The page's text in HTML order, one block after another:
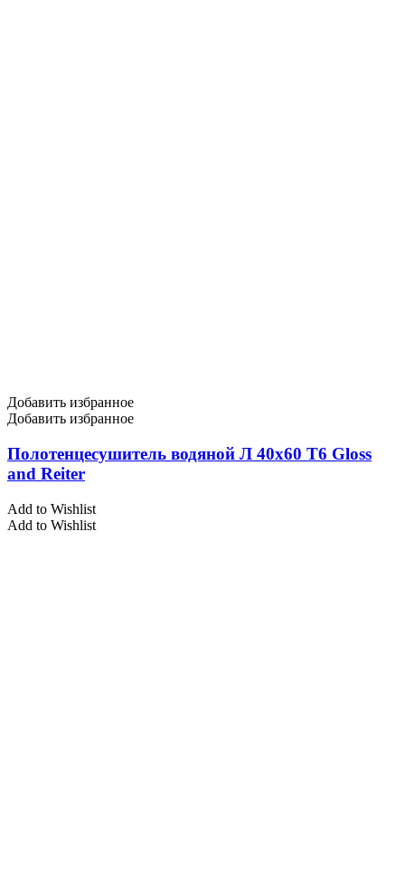
Добавить избранное
Добавить избранное
Полотенцесушитель водяной Л 40х60 Т6 Gloss
and Reiter
Add to Wishlist
Add to Wishlist